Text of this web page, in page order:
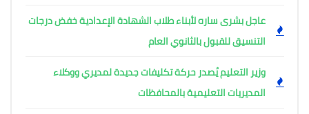
عاجل بشرى ساره لأبناء طلاب الشهادة الإعدادية خفض درجات
التنسيق للقبول بالثانوي العام
وزير التعليم يُصدر حركة تكليفات جديدة لمديري ووكلاء
المديريات التعليمية بالمحافظات